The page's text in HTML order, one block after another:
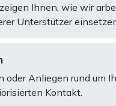
Ihnen, wie wir
Unterstützer
oder Anliegen rund um
Kontakt.